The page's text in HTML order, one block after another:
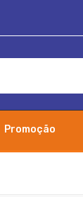
Promoção